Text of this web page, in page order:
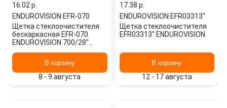
16.02 p.
ENDUROVISION·EFR-070
Щетка стеклоочистителя
бескаркасная EFR-070
ENDUROVISION 700/28"
В корзину
8 - 9 августа
17.38 p.
ENDUROVISION·EFR03313"
Щетка стеклоочистителя
EFR03313" ENDUROVISION
В корзину
12 - 17 августа